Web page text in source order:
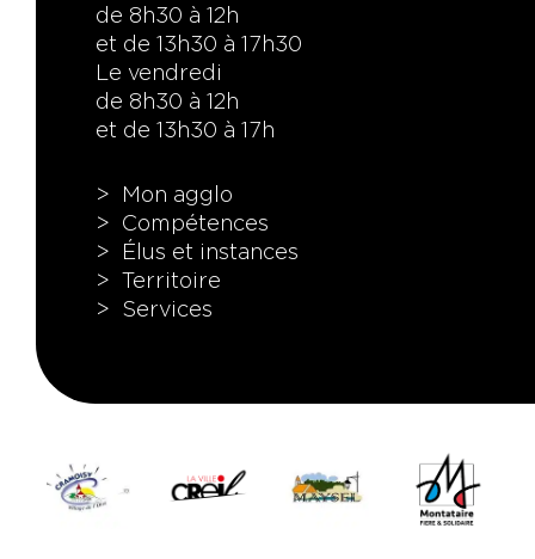
de 8h30 à 12h
et de 13h30 à 17h30
Le vendredi
de 8h30 à 12h
et de 13h30 à 17h
Mon agglo
Compétences
Élus et instances
Territoire
Services